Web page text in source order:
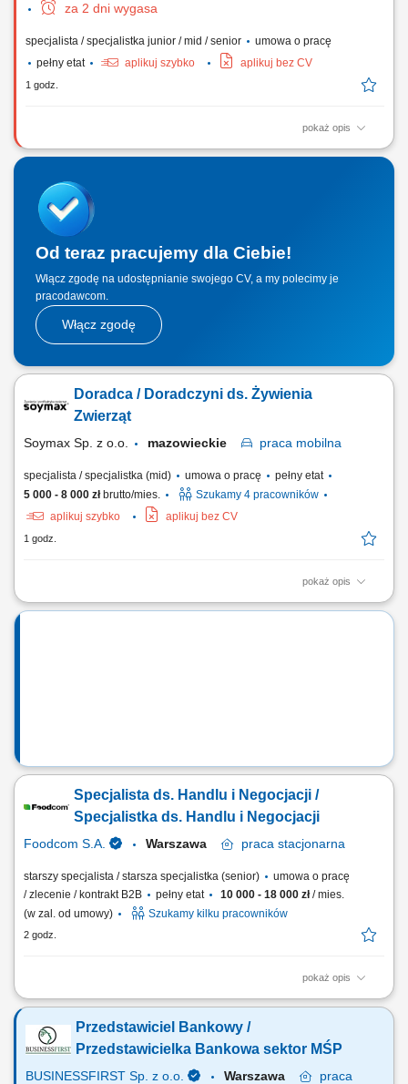
za 2 dni wygasa
specjalista / specjalistka junior / mid / senior
umowa o pracę
pełny etat
aplikuj szybko aplikuj bez CV
1 godz.
pokaż opis
Zakres obowiązków: Budowanie i utrzymywanie długofalowych relacji z
dedykowanych ofert techniczno-handlowych. Bieżąca analiza rynku
instalacyjnego i raportowanie postępów.
Od teraz pracujemy dla Ciebie!
Włącz zgodę na udostępnianie swojego CV, a my polecimy je
pracodawcom.
Włącz zgodę
Doradca / Doradczyni ds. Żywienia
Zwierząt
Soymax Sp. z o.o. mazowieckie praca mobilna
specjalista / specjalistka (mid) umowa o pracę
pełny etat
5 000 - 8 000 złbrutto/mies.
Szukamy 4 pracowników
aplikuj szybko
aplikuj bez CV
1 godz.
pokaż opis
Poszukujemy Konsultantów ds. Żywienia w kilku lokalizacjach w Polsce.
Specjalista ds. Handlu i Negocjacji /
Specjalistka ds. Handlu i Negocjacji
Foodcom S.A. Warszawa praca stacjonarna
starszy specjalista / starsza specjalistka (senior)
umowa o pracę
/ zlecenie / kontrakt B2B
pełny etat 10 000 - 18 000 zł/ mies.
(w zal. od umowy)
Szukamy kilku pracowników
2 godz.
pokaż opis
Kluczowe obowiązki: Nawiązywanie i pielęgnowanie długofalowych
nowych rynków oraz aktywne poszukiwanie kontrahentów. Koordynacja
pełnego procesu handlowego – od zapytania po finalizację dostawy.
Przedstawiciel Bankowy /
Przedstawicielka Bankowa sektor MŚP
BUSINESSFIRST Sp. z o.o. Warszawa
praca